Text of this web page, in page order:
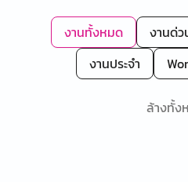
งานทั้งหมด งานด่ว
งานประจำ
ล้างทั้ง